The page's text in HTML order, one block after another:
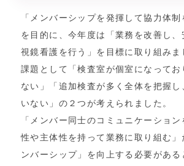
「メンバーシップを発揮して協力体制
を目的に、今年度は「業務を改善し、
視鏡看護を行う」を目標に取り組みま
課題として「検査室が個室になってお
ない」「追加検査が多く全体を把握し
いない」の２つが考えられました。
「メンバー同士のコミュニケーショ
性や主体性を持って業務に取り組む」
ンバーシップ」を向上する必要がある